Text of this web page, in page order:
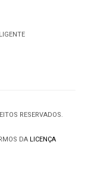
RESERVADOS.
DA LICENÇA